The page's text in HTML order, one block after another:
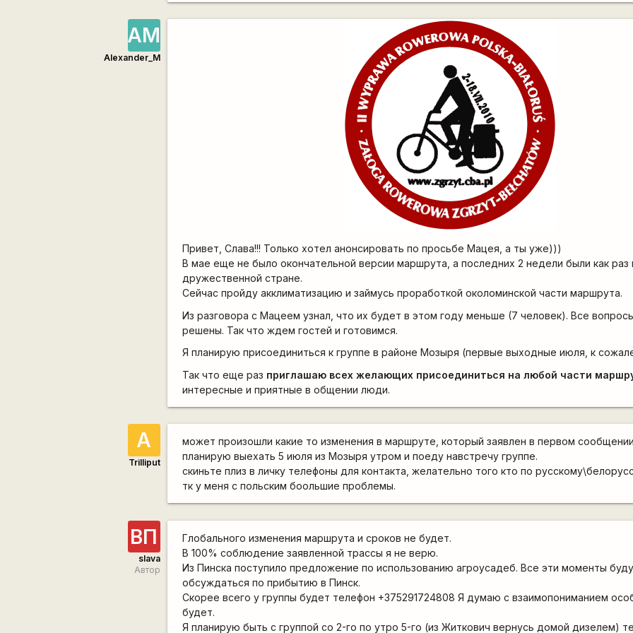
АМ
Alexander_M
Привет, Слава!!! Только хотел анонсировать по просьбе Мацея, а ты уже)))
В мае еще не было окончательной версии маршрута, а последних 2 недели были как раз
дружественной стране.
Сейчас пройду акклиматизацию и займусь проработкой околоминской части маршрута.
Из разговора с Мацеем узнал, что их будет в этом году меньше (7 человек). Все
решены. Так что ждем гостей и готовимся.
Я планирую присоединиться к группе в районе Мозыря (первые выходные июля, к
Так что еще раз приглашаю всех желающих присоединиться на любой части
интересные и приятные в общении люди.
А
Trilliput
может произошли какие то изменения в маршруте, который заявлен в первом
планирую выехать 5 июля из Мозыря утром и поеду навстречу группе.
скиньте плиз в личку телефоны для контакта, желательно того кто по
тк у меня с польским боольшие проблемы.
ВП
slava
Автор
Глобального изменения маршрута и сроков не будет.
В 100% соблюдение заявленной трассы я не верю.
Из Пинска поступило предложение по использованию агроусадеб. Все эти моменты
обсуждаться по прибытию в Пинск.
Скорее всего у группы будет телефон +375291724808 Я думаю с взаимопониманием
будет.
Я планирую быть с группой со 2-го по утро 5-го (из Житкович вернусь домой дизелем)